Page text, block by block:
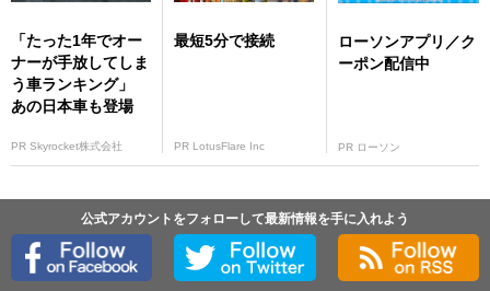
「たった1年でオー
ナーが手放してしま
う車ランキング」
あの日本車も登場
PR Skyrocket株式会社
最短5分で接続
PR LotusFlare Inc
ローソンアプリ／ク
ーポン配信中
PR ローソン
公式アカウントをフォローして最新情報を手に入れよう